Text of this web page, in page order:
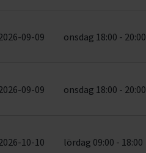
09-09 onsdag 18:00 - 20:00
09-09 onsdag 18:00 - 20:00
10-10 lördag 09:00 - 18:00